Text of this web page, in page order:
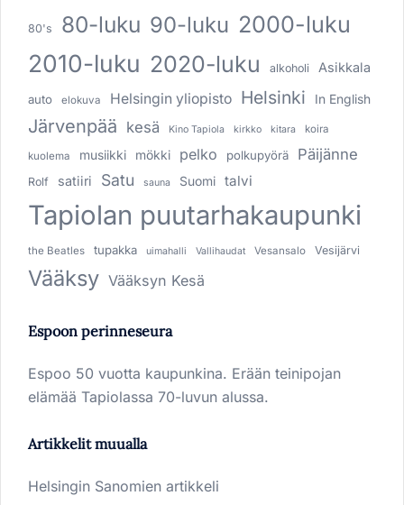
80's 80-luku 90-luku 2000-luku
2010-luku 2020-luku alkoholi Asikkala
auto elokuva Helsingin yliopisto Helsinki In English
Järvenpää kesä Kino Tapiola kirkko kitara koira
kuolema musiikki mökki pelko polkupyörä Päijänne
Rolf satiiri Satu sauna Suomi talvi
Tapiolan puutarhakaupunki
the Beatles tupakka uimahalli Vallihaudat Vesansalo Vesijärvi
Vääksy Vääksyn Kesä
Espoon perinneseura
Espoo 50 vuotta kaupunkina. Erään teinipojan
elämää Tapiolassa 70-luvun alussa.
Artikkelit muualla
Helsingin Sanomien artikkeli